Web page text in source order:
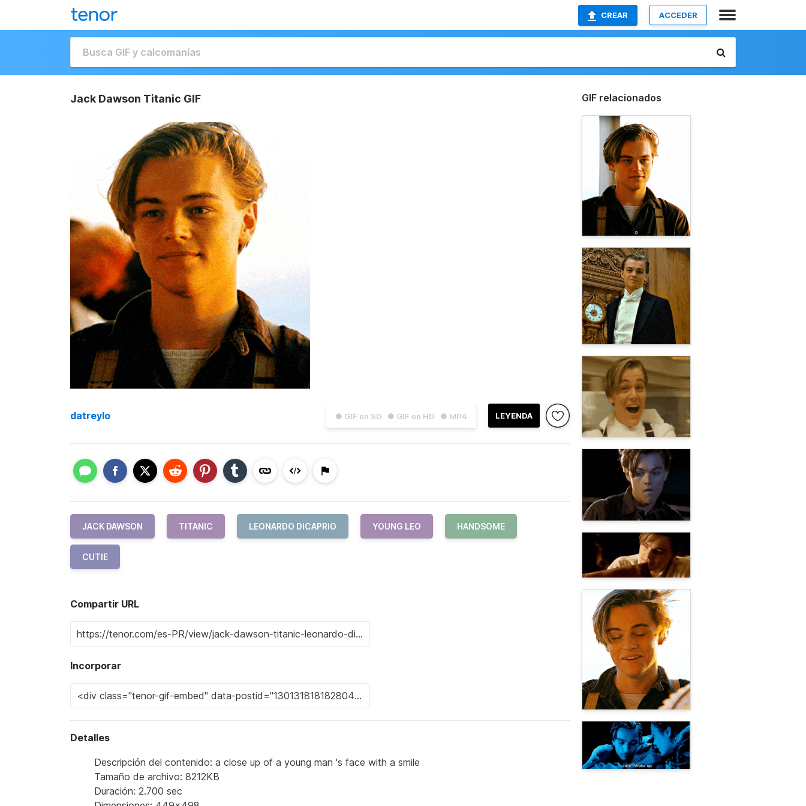
CREAR ACCEDER
Jack Dawson Titanic GIF
● GIF en SD ● GIF en HD ● MP4 LEYENDA
datreylo
JACK DAWSON TITANIC LEONARDO DICAPRIO YOUNG LEO HANDSOME
CUTIE
Compartir URL
Incorporar
Detalles
Descripción del contenido: a close up of a young man 's face with a smile
Tamaño de archivo: 8212KB
Duración: 2.700 sec
GIF relacionados